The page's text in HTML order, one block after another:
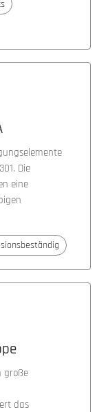
Die
eine
große
das